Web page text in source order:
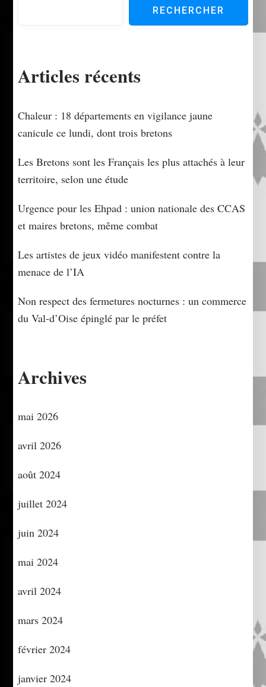
RECHERCHER
Articles récents
Chaleur : 18 départements en vigilance jaune
canicule ce lundi, dont trois bretons
Les Bretons sont les Français les plus attachés à leur
territoire, selon une étude
Urgence pour les Ehpad : union nationale des CCAS
et maires bretons, même combat
Les artistes de jeux vidéo manifestent contre la
menace de l’IA
Non respect des fermetures nocturnes : un commerce
du Val-d’Oise épinglé par le préfet
Archives
mai 2026
avril 2026
août 2024
juillet 2024
juin 2024
mai 2024
avril 2024
mars 2024
février 2024
janvier 2024